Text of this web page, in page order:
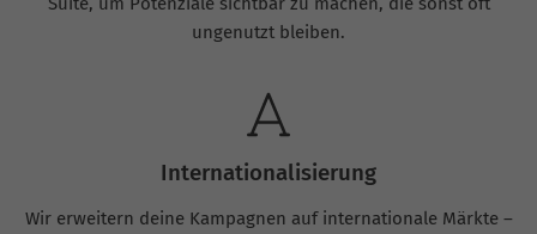
ungenutzt bleiben.
Internationalisierung
Wir erweitern deine Kampagnen auf internationale Märkte –